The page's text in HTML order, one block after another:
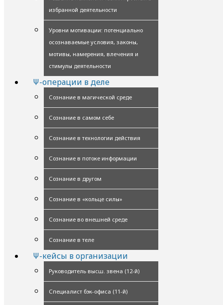
избранной деятельности
Уровни мотивации: потенциально
осознаваемые условия, законы,
мотивы, намерения, влечения и
стимулы деятельности
Ψ-операции в деле
Сознание в магической среде
Сознание в самом себе
Сознание в технологии действия
Сознание в потоке информации
Сознание в другом
Сознание в «кольце силы»
Сознание во внешней среде
Сознание в теле
Ψ-кейсы в организации
Руководитель высш. звена (12-й)
Специалист бэк-офиса (11-й)